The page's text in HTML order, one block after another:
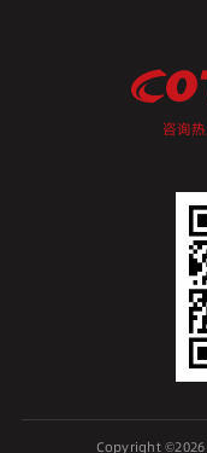
咨询
Copyright